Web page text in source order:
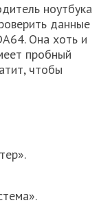
ноутбука
данные
Она хоть и
пробный
чтобы